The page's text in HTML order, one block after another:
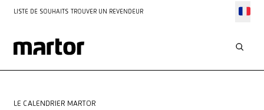
LISTE DE SOUHAITS TROUVER UN REVENDEUR
LE CALENDRIER MARTOR